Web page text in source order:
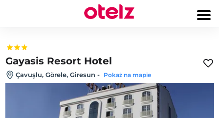
Gayasis Resort Hotel
Çavuşlu, Görele, Giresun - Pokaż na mapie